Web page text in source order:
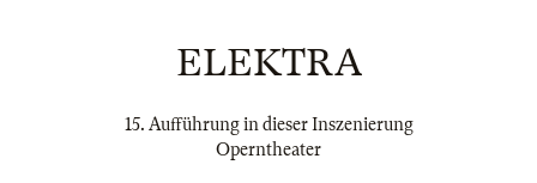
ELEKTRA
15. Aufführung in dieser Inszenierung
Operntheater